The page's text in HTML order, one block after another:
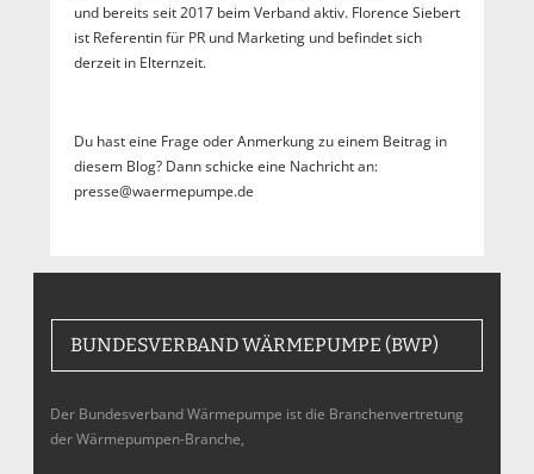
und bereits seit 2017 beim Verband aktiv. Florence Siebert
ist Referentin für PR und Marketing und befindet sich
derzeit in Elternzeit.
Du hast eine Frage oder Anmerkung zu einem Beitrag in
diesem Blog? Dann schicke eine Nachricht an:
presse@waermepumpe.de
BUNDESVERBAND WÄRMEPUMPE (BWP)
Der Bundesverband Wärmepumpe ist die Branchenvertretung
der Wärmepumpen-Branche,